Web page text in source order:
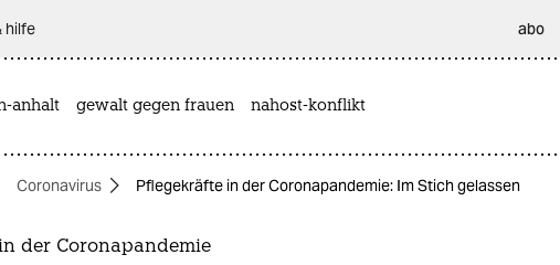
hilfe abo
anhalt gewalt gegen frauen nahost-konflikt
Coronavirus Pflegekräfte in der Coronapandemie: Im Stich gelassen
der Coronapandemie